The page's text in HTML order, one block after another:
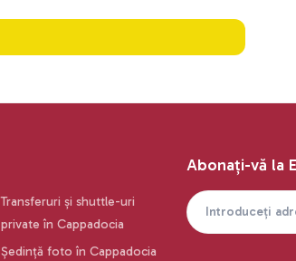
Transferuri și shuttle-uri
private în Cappadocia
Ședință foto în Cappadocia
Abonați-vă la